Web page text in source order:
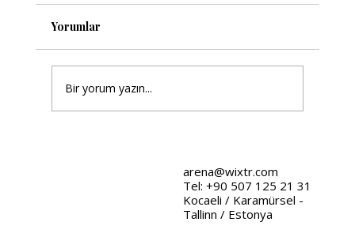
arena@wixtr.com
Tel: +90 507 125 21 31
Kocaeli / Karamürsel -
Tallinn / Estonya
Tasarımında Stratejik Yaklaşımlar
Yorumlar
Bir yorum yazın...